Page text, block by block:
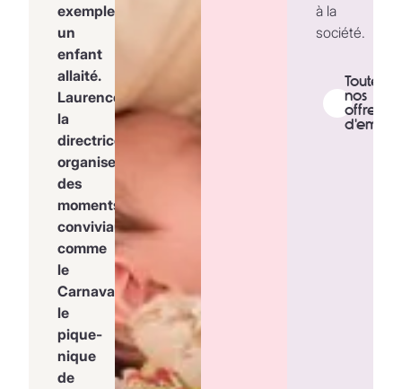
exemple,
un
enfant
allaité.
Laurence,
la
directrice,
organise
des
moments
conviviaux
comme
le
Carnaval,
le
pique-
nique
de
à la
société.
Toutes
nos
offres
d'emploi